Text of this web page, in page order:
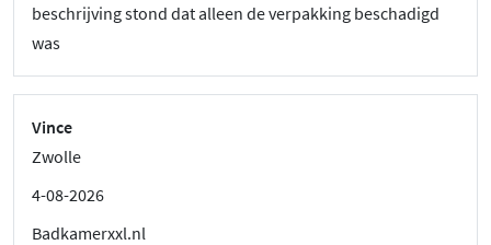
beschrijving stond dat alleen de verpakking beschadigd
was
Vince
Zwolle
4-08-2026
Badkamerxxl.nl